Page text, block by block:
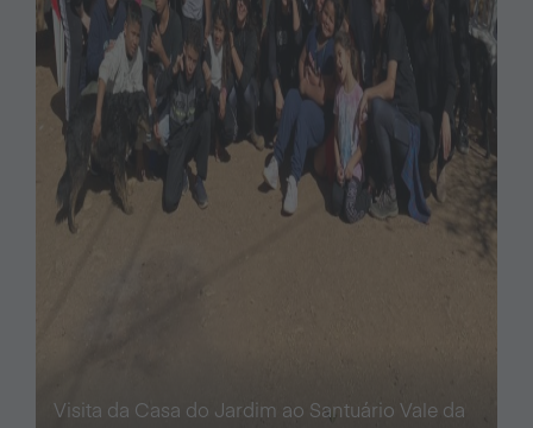
Visita da Casa do Jardim ao Santuário Vale da